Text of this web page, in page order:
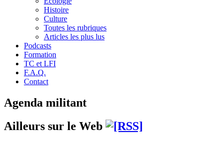
Histoire
Culture
Toutes les rubriques
Articles les plus lus
Podcasts
Formation
TC et LFI
F.A.Q.
Contact
Agenda militant
Ailleurs sur le Web